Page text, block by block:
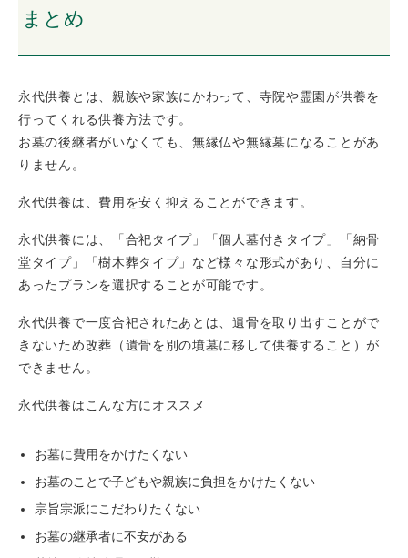
まとめ
永代供養とは、親族や家族にかわって、寺院や霊園が供養を
行ってくれる供養方法です。
お墓の後継者がいなくても、無縁仏や無縁墓になることがあ
りません。
永代供養は、費用を安く抑えることができます。
永代供養には、「合祀タイプ」「個人墓付きタイプ」「納骨
堂タイプ」「樹木葬タイプ」など様々な形式があり、自分に
あったプランを選択することが可能です。
永代供養で一度合祀されたあとは、遺骨を取り出すことがで
きないため改葬（遺骨を別の墳墓に移して供養すること）が
できません。
永代供養はこんな方にオススメ
お墓に費用をかけたくない
お墓のことで子どもや親族に負担をかけたくない
宗旨宗派にこだわりたくない
お墓の継承者に不安がある